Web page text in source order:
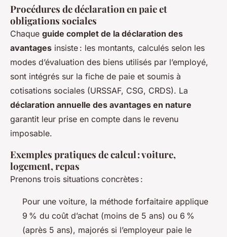
Procédures de déclaration en paie et
obligations sociales
Chaque guide complet de la déclaration des
avantages insiste : les montants, calculés selon les
modes d’évaluation des biens utilisés par l’employé,
sont intégrés sur la fiche de paie et soumis à
cotisations sociales (URSSAF, CSG, CRDS). La
déclaration annuelle des avantages en nature
garantit leur prise en compte dans le revenu
imposable.
Exemples pratiques de calcul : voiture,
logement, repas
Prenons trois situations concrètes :
Pour une voiture, la méthode forfaitaire applique
9 % du coût d’achat (moins de 5 ans) ou 6 %
(après 5 ans), majorés si l’employeur paie le